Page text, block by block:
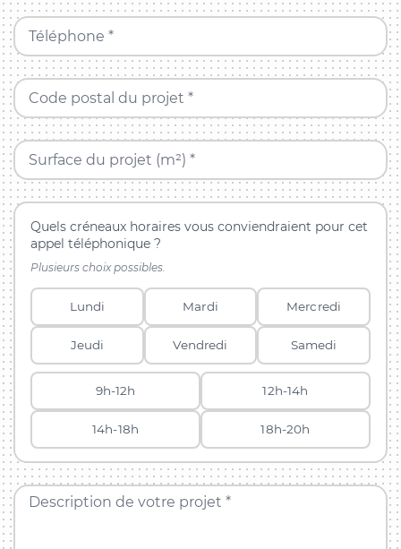
Téléphone *
Code postal du projet *
Surface du projet (m²) *
Quels créneaux horaires vous conviendraient pour cet
appel téléphonique ?
Plusieurs choix possibles.
Lundi Mardi Mercredi
Jeudi Vendredi Samedi
9h-12h 12h-14h
14h-18h 18h-20h
Description de votre projet *